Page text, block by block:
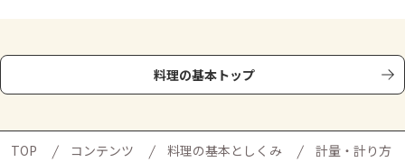
料理の基本トップ
TOP コンテンツ 料理の基本としくみ 計量・計り方